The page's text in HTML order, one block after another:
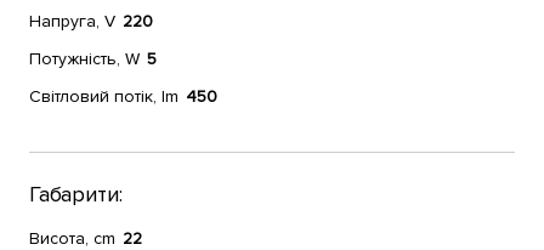
Напруга, V 220
Потужність, W 5
Світловий потік, lm 450
Габарити:
Висота, cm 22